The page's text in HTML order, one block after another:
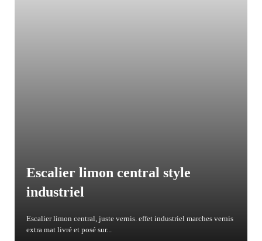
Escalier limon central style
industriel
Escalier limon central, juste vernis. effet industriel marches vernis
extra mat livré et posé sur...